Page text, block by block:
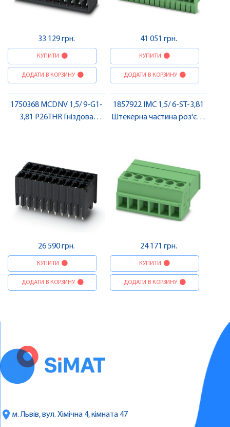
33 129 грн.
КУПИТИ
ДОДАТИ В КОРЗИНУ
41 051 грн.
КУПИТИ
ДОДАТИ В КОРЗИНУ
1750368 MCDNV 1,5/ 9-G1-
3,81 P26THR Гніздова
26 590 грн.
КУПИТИ
ДОДАТИ В КОРЗИНУ
1857922 IMC 1,5/ 6-ST-3,81
Штекерна частина роз'єму
24 171 грн.
КУПИТИ
ДОДАТИ В КОРЗИНУ
м. Львів, вул. Хімічна 4, кімната 47